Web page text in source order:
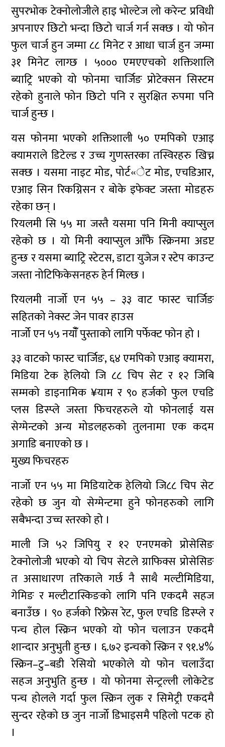
सुपरभोक टेक्नोलोजीले हाइ भोल्टेज लो करेन्ट प्रविधी
अपनाएर छिटो भन्दा छिटो चार्ज गर्न सक्छ । यो फोन
फुल चार्ज हुन जम्मा ८८ मिनेट र आधा चार्ज हुन जम्मा
३१ मिनेट लाग्छ । ५००० एमएएचको शक्तिशालि
ब्याट्रि भएको यो फोनमा चार्जिङ प्रोटेक्सन सिस्टम
रहेको हुनाले फोन छिटो पनि र सुरक्षित रुपमा पनि
चार्ज हुन्छ ।
यस फोनमा भएको शक्तिशाली ५० एमपिको एआइ
क्यामराले डिटेल्ड र उच्च गुणस्तरका तस्विरहरु खिच्न
सक्छ । यसमा नाइट मोड, पोर्ट«ेट मोड, एचडिआर,
एआइ सिन रिकग्निसन र बोके इफेक्ट जस्ता मोडहरु
रहेका छन् ।
रियलमी सि ५५ मा जस्तै यसमा पनि मिनी क्याप्सुल
रहेको छ । यो मिनी क्याप्सुल आँफै स्क्रिनमा अडप्ट
हुन्छ र यसमा ब्याट्रि स्टेटस, डाटा युजेज र स्टेप काउन्ट
जस्ता नोटिफिकेसनहरु हेर्न मिल्छ ।
रियलमी नार्जो एन ५५ – ३३ वाट फास्ट चार्जिङ
सहितको नेक्स्ट जेन पावर हाउस
नार्जो एन ५५ नयाँँ पुस्ताको लागि पर्फेक्ट फोन हो ।
३३ वाटको फास्ट चार्जिङ, ६४ एमपिको एआइ क्यामरा,
मिडिया टेक हेलियो जि ८८ चिप सेट र १२ जिबि
सम्मको डाइनामिक ¥याम र ९० हर्जको फुल एचडि
प्लस डिस्प्ले जस्ता फिचरहरुले यो फोनलाई यस
सेग्मेन्टको अन्य मोडलहरुको तुलनामा एक कदम
अगाडि बनाएको छ ।
मुख्य फिचरहरु
नार्जो एन ५५ मा मिडियाटेक हेलियो जि८८ चिप सेट
रहेको छ जुन यो सेग्मेन्टमा हुने फोनहरुको लागि
सबैभन्दा उच्च स्तरको हो ।
माली जि ५२ जिपियु र १२ एनएमको प्रोसेसिङ
टेक्नोलोजी भएको यो चिप सेटले ग्राफिक्स प्रोसेसिङ
त असाधारण तरिकाले गर्छ नै साथै मल्टीमिडिया,
गेमिङ र मल्टीटास्किङको लागि पनि एकदमै सहज
बनाउँछ । ९० हर्जको रिफ्रेस रेट, फुल एचडि डिस्प्ले र
पन्च होल स्क्रिन भएको यो फोन चलाउन एकदमै
शान्दार अनुभुती हुन्छ । ६.७२ इन्चको स्क्रिन र ९१.४%
स्क्रिन–टु–बडी रेसियो भएकोले यो फोन चलाउँदा
सहज अनुभुति हुन्छ । यो फोनमा सेन्ट्रल्ली लोकेटेड
पन्च होलले गर्दा फुल स्क्रिन लुक र सिमेट्री एकदमै
सुन्दर रहेको छ जुन नार्जो डिभाइसमै पहिलो पटक हो
।